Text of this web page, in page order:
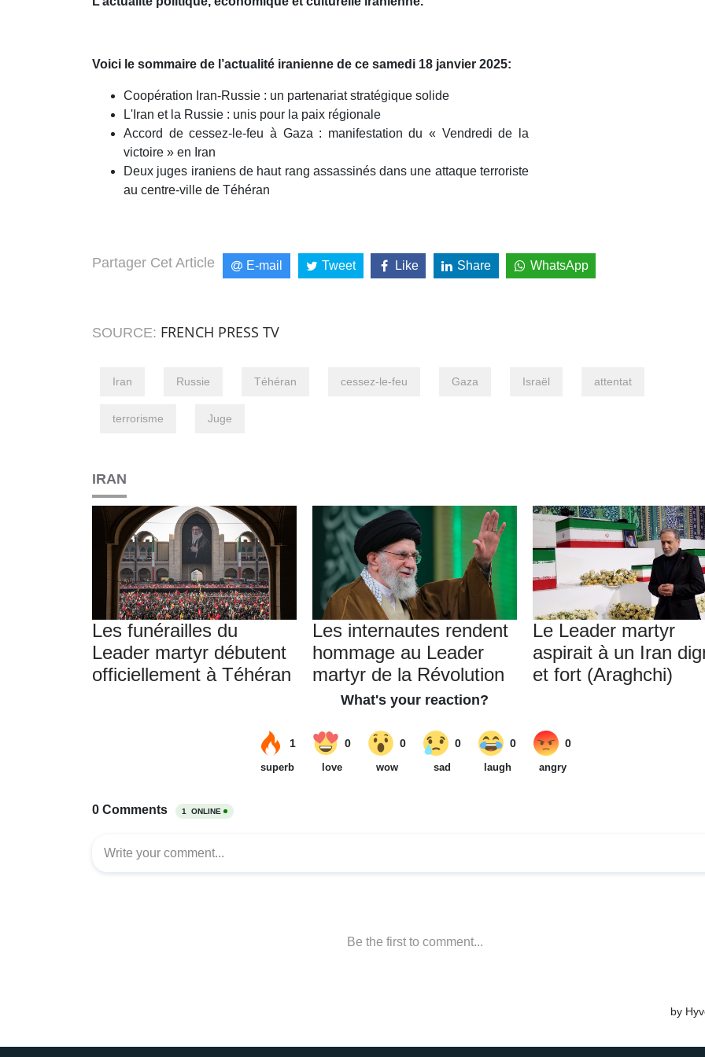
minutes,
Voici le sommaire de l’actualité iranienne de ce samedi 18 janvier 2025:
Coopération Iran-Russie : un partenariat stratégique solide
L'Iran et la Russie : unis pour la paix régionale
Accord de cessez-le-feu à Gaza : manifestation du « Vendredi de la
victoire » en Iran
Deux juges iraniens de haut rang assassinés dans une attaque terroriste
au centre-ville de Téhéran
Partager Cet Article E-mail Tweet Like Share WhatsApp
SOURCE: FRENCH PRESS TV
Iran Russie Téhéran cessez-le-feu Gaza Israël attentat
terrorisme Juge
IRAN
Les funérailles du
Leader martyr débutent
officiellement à Téhéran
Les internautes rendent
hommage au Leader
martyr de la Révolution
Le Leader martyr
aspirait à un Iran
et fort (Araghchi)